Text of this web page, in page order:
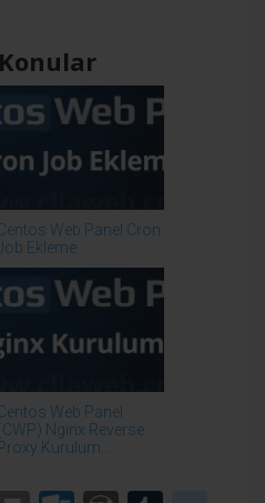
Web Panel Cron
Ekleme
Web Panel
Nginx Reverse
Proxy Kurulum...